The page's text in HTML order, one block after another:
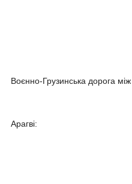
Воєнно-Грузинська дорога між
Арагві: